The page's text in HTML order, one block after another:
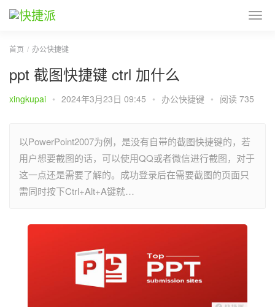
首页 办公快捷键
ppt 截图快捷键 ctrl 加什么
xingkupai • 2024年3月23日 09:45 • 办公快捷键 • 阅读 735
以PowerPoint2007为例，是没有自带的截图快捷键的，若
用户想要截图的话，可以使用QQ或者微信进行截图，对于
这一点还是需要了解的。成功登录后在需要截图的页面只
需同时按下Ctrl+Alt+A键就…